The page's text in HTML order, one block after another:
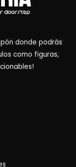
donde podrás
como figuras,